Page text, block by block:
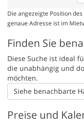
Die angezeigte Position
genaue Adresse ist im
Finden Sie
Diese Suche ist ideal
die unabhängig und
möchten.
Siehe benachbarte
Preise und